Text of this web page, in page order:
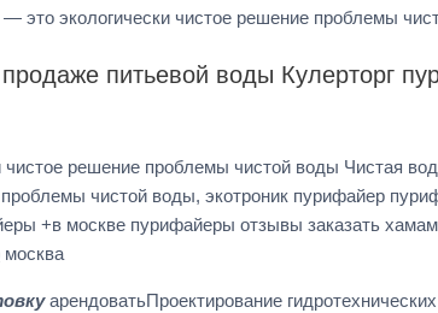
— это экологически чистое решение проблемы
питьевой воды Кулерторг
чистое решение проблемы чистой воды Чистая
проблемы чистой воды, экотроник пурифайер
+в москве пурифайеры отзывы заказать
москва
арендоватьПроектирование